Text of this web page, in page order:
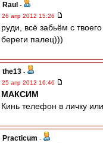
Raul -
26 апр 2012 15:26
руди, всё забьём с
береги палец)))
the13 -
25 апр 2012 16:46
МАКСИМ
Кинь телефон в личку
Practicum -